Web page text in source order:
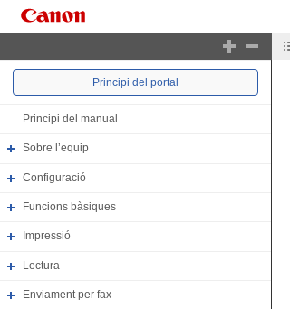
Principi del portal
Principi del manual
Sobre l’equip
Configuració
Funcions bàsiques
Impressió
Lectura
Enviament per fax